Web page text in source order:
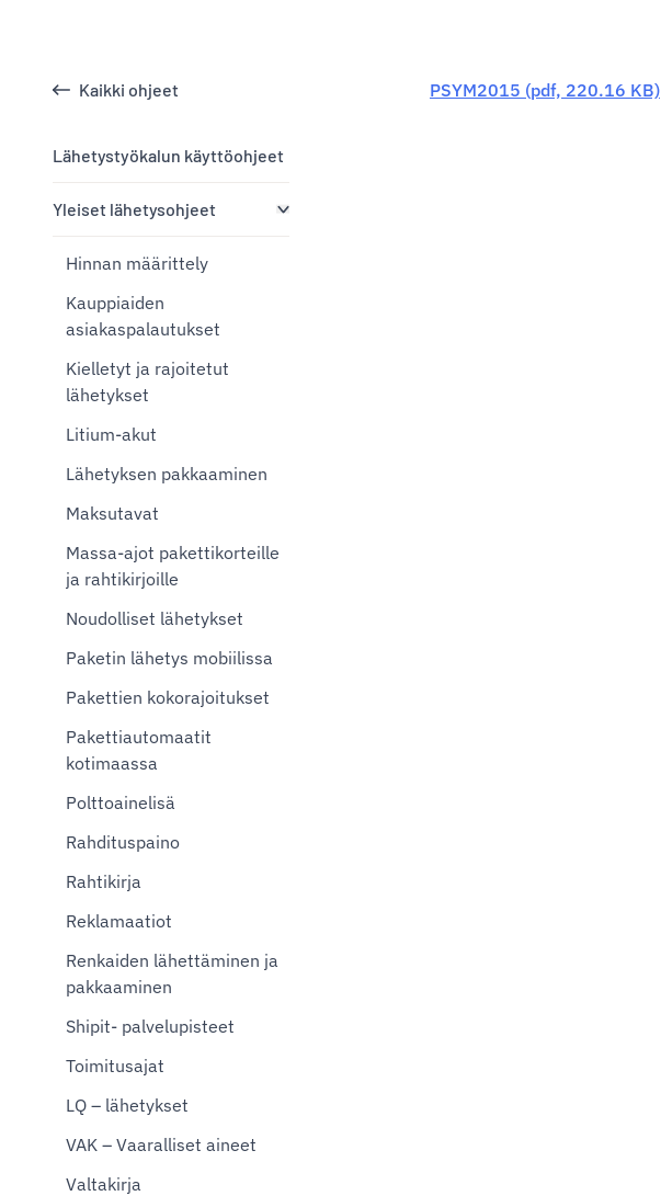
Kaikki ohjeet
Lähetystyökalun käyttöohjeet
Yleiset lähetysohjeet
Hinnan määrittely
Kauppiaiden
asiakaspalautukset
Kielletyt ja rajoitetut
lähetykset
Litium-akut
Lähetyksen pakkaaminen
Maksutavat
Massa-ajot pakettikorteille
ja rahtikirjoille
Noudolliset lähetykset
Paketin lähetys mobiilissa
Pakettien kokorajoitukset
Pakettiautomaatit
kotimaassa
Polttoainelisä
Rahdituspaino
Rahtikirja
Reklamaatiot
Renkaiden lähettäminen ja
pakkaaminen
Shipit- palvelupisteet
Toimitusajat
LQ – lähetykset
VAK – Vaaralliset aineet
Valtakirja
PSYM2015 (pdf, 220.16 KB)